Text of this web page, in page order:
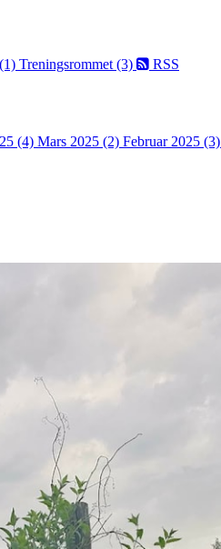
Treningsrommet (3) RSS
(4) Mars 2025 (2) Februar 2025 (3)